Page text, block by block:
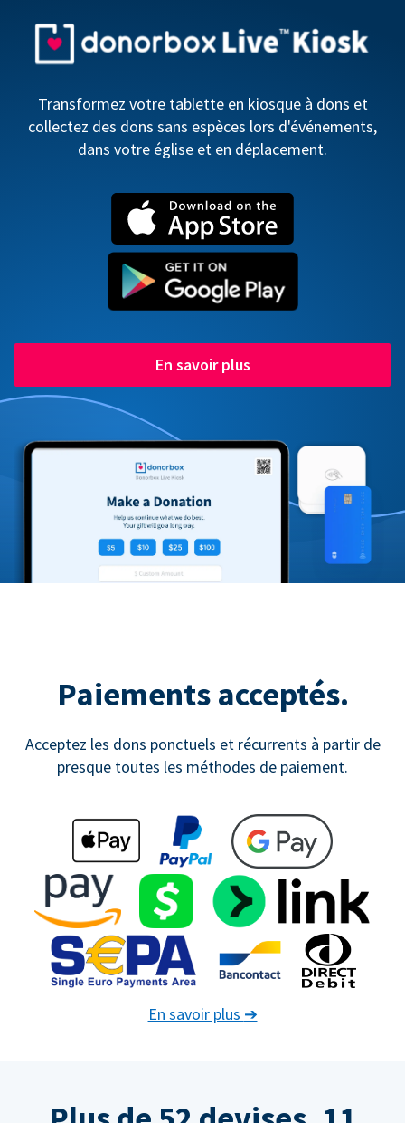
Transformez votre tablette en kiosque à dons et
collectez des dons sans espèces lors d'événements,
dans votre église et en déplacement.
En savoir plus
Paiements acceptés.
Acceptez les dons ponctuels et récurrents à partir de
presque toutes les méthodes de paiement.
En savoir plus ➔